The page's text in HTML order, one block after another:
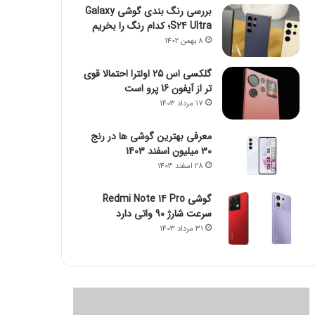
بررسی رنگ بندی گوشی Galaxy
S24 Ultra؛ کدام رنگ را بخریم
8 بهمن 1402
گلکسی اس 25 اولترا احتمالا قوی
تر از آیفون 16 پرو است
17 مرداد 1403
معرفی بهترین گوشی ها در رنج
۳۰ میلیون اسفند 1403
28 اسفند 1403
گوشی Redmi Note 14 Pro
سرعت شارژ 90 واتی دارد
31 مرداد 1403